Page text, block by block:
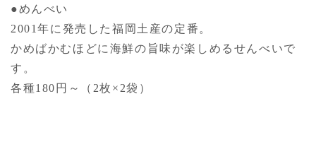
●めんべい
2001年に発売した福岡土産の定番。
かめばかむほどに海鮮の旨味が楽しめるせんべいで
す。
各種180円～（2枚×2袋）